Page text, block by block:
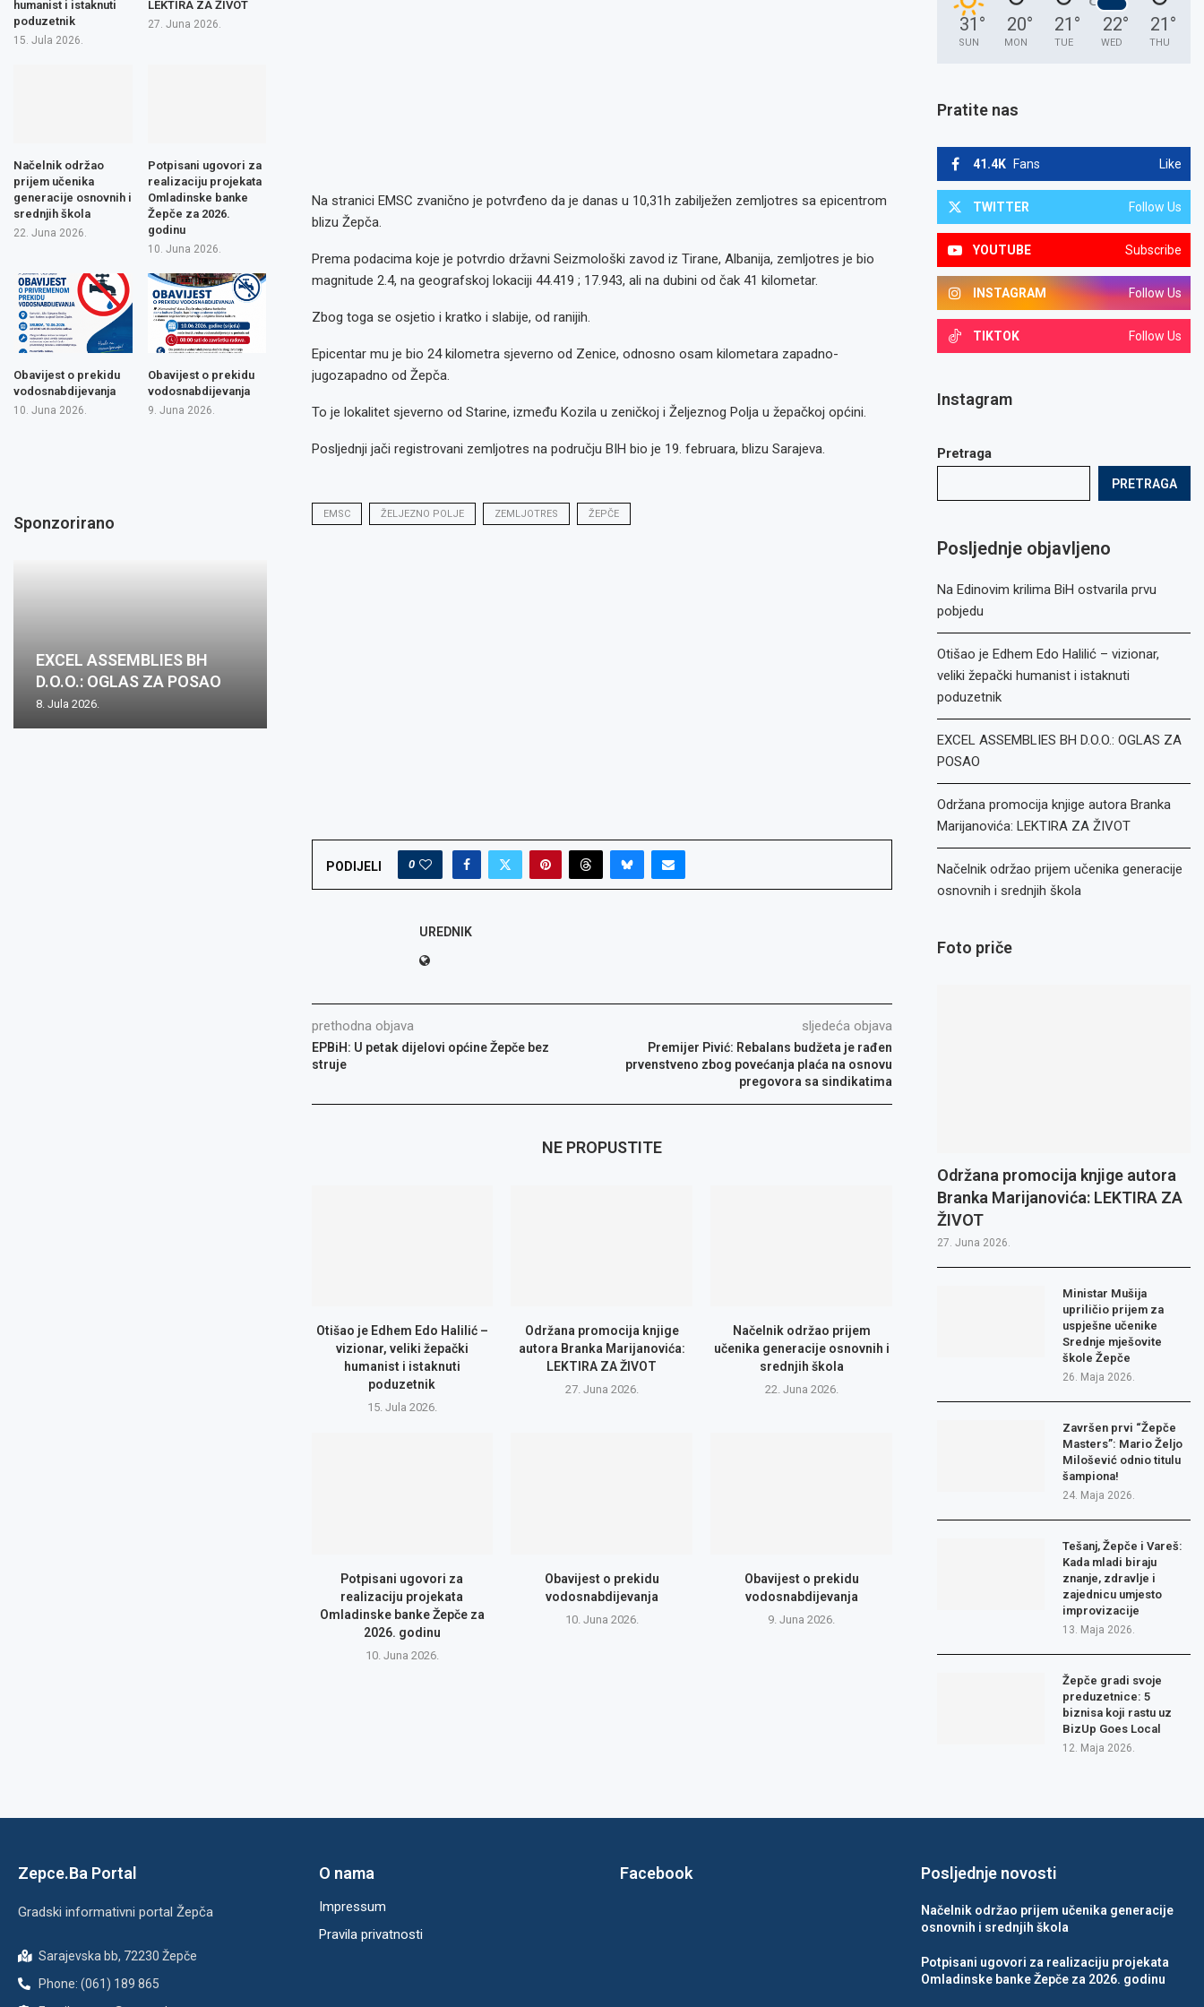
Na stranici EMSC zvanično je potvrđeno da je danas u 10,31h zabilježen zemljotres sa epicentrom
blizu Žepča.
Prema podacima koje je potvrdio državni Seizmološki zavod iz Tirane, Albanija, zemljotres je bio
magnitude 2.4, na geografskoj lokaciji 44.419 ; 17.943, ali na dubini od čak 41 kilometar.
Zbog toga se osjetio i kratko i slabije, od ranijih.
Epicentar mu je bio 24 kilometra sjeverno od Zenice, odnosno osam kilometara zapadno-
jugozapadno od Žepča.
To je lokalitet sjeverno od Starine, između Kozila u zeničkoj i Željeznog Polja u žepačkoj općini.
Posljednji jači registrovani zemljotres na području BIH bio je 19. februara, blizu Sarajeva.
EMSC ŽELJEZNO POLJE ZEMLJOTRES ŽEPČE
PODIJELI 0
UREDNIK
prethodna objava
EPBiH: U petak dijelovi općine Žepče bez
struje
sljedeća objava
Premijer Pivić: Rebalans budžeta je rađen
prvenstveno zbog povećanja plaća na osnovu
pregovora sa sindikatima
NE PROPUSTITE
Otišao je Edhem Edo Halilić –
vizionar, veliki žepački
humanist i istaknuti
poduzetnik
15. Jula 2026.
Održana promocija knjige
autora Branka Marijanovića:
LEKTIRA ZA ŽIVOT
27. Juna 2026.
Načelnik održao prijem
učenika generacije osnovnih i
srednjih škola
22. Juna 2026.
Potpisani ugovori za
realizaciju projekata
Omladinske banke Žepče za
2026. godinu
10. Juna 2026.
Obavijest o prekidu
vodosnabdijevanja
10. Juna 2026.
Obavijest o prekidu
vodosnabdijevanja
9. Juna 2026.
31 °
SUN
20°
MON
21 °
TUE
22°
WED
21 °
THU
Pratite nas
41.4K Fans Like
TWITTER Follow Us
YOUTUBE Subscribe
INSTAGRAM Follow Us
TIKTOK Follow Us
Instagram
Pretraga
PRETRAGA
Posljednje objavljeno
Na Edinovim krilima BiH ostvarila prvu
pobjedu
Otišao je Edhem Edo Halilić – vizionar,
veliki žepački humanist i istaknuti
poduzetnik
EXCEL ASSEMBLIES BH D.O.O.: OGLAS ZA
POSAO
Održana promocija knjige autora Branka
Marijanovića: LEKTIRA ZA ŽIVOT
Načelnik održao prijem učenika generacije
osnovnih i srednjih škola
Foto priče
Održana promocija knjige autora
Branka Marijanovića: LEKTIRA ZA
ŽIVOT
27. Juna 2026.
Ministar Mušija
upriličio prijem za
uspješne učenike
Srednje mješovite
škole Žepče
26. Maja 2026.
Završen prvi “Žepče
Masters”: Mario Željo
Milošević odnio titulu
šampiona!
24. Maja 2026.
Tešanj, Žepče i Vareš:
Kada mladi biraju
znanje, zdravlje i
zajednicu umjesto
improvizacije
13. Maja 2026.
Žepče gradi svoje
preduzetnice: 5
biznisa koji rastu uz
BizUp Goes Local
12. Maja 2026.
humanist i istaknuti
poduzetnik
15. Jula 2026.
LEKTIRA ZA ŽIVOT
27. Juna 2026.
Načelnik održao
prijem učenika
generacije osnovnih i
srednjih škola
22. Juna 2026.
Potpisani ugovori za
realizaciju projekata
Omladinske banke
Žepče za 2026.
godinu
10. Juna 2026.
Obavijest o prekidu
vodosnabdijevanja
10. Juna 2026.
Obavijest o prekidu
vodosnabdijevanja
9. Juna 2026.
Sponzorirano
EXCEL ASSEMBLIES BH
D.O.O.: OGLAS ZA POSAO
8. Jula 2026.
Zepce.Ba Portal
Gradski informativni portal Žepča
Sarajevska bb, 72230 Žepče
Phone: (061) 189 865
O nama
Impressum
Pravila privatnosti
Facebook Posljednje novosti
Načelnik održao prijem učenika generacije
osnovnih i srednjih škola
Potpisani ugovori za realizaciju projekata
Omladinske banke Žepče za 2026. godinu